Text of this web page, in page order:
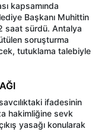
kapsamında
Başkanı Muhittin
saat sürdü. Antalya
soruşturma
tutuklama talebiyle
ifadesinin
hakimliğine sevk
yasağı konularak